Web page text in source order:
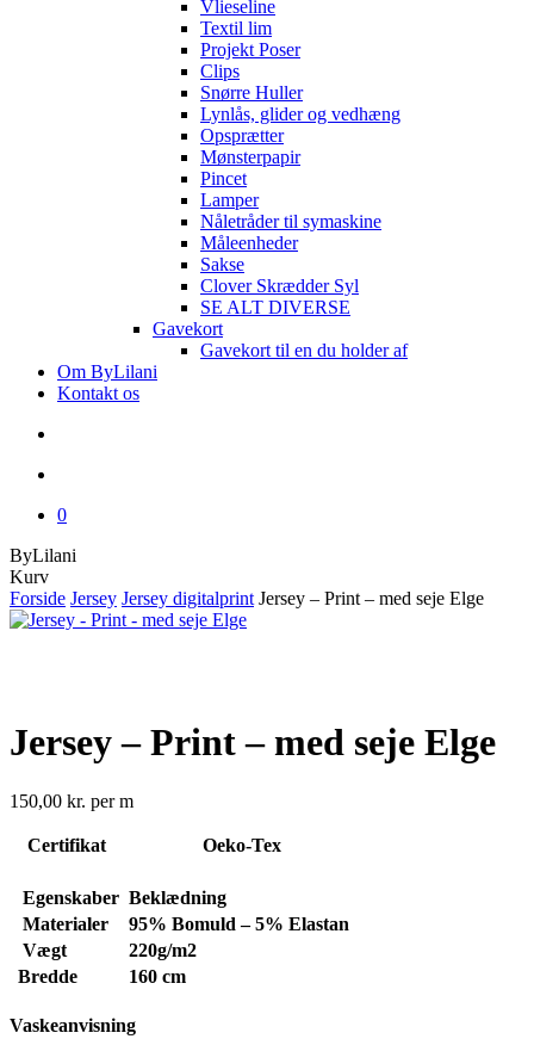
Vlieseline
Textil lim
Projekt Poser
Clips
Snørre Huller
Lynlås, glider og vedhæng
Opsprætter
Mønsterpapir
Pincet
Lamper
Nåletråder til symaskine
Måleenheder
Sakse
Clover Skrædder Syl
SE ALT DIVERSE
Gavekort
Gavekort til en du holder af
Om ByLilani
Kontakt os
0
ByLilani
KurvClose
Cart
Forside Jersey Jersey digitalprint Jersey – Print – med seje Elge
Jersey – Print – med seje Elge
150,00 kr. per m
Certifikat Oeko-Tex
Egenskaber Beklædning
Materialer
95% Bomuld – 5% Elastan
Vægt
220g/m2
Bredde
160 cm
Vaskeanvisning